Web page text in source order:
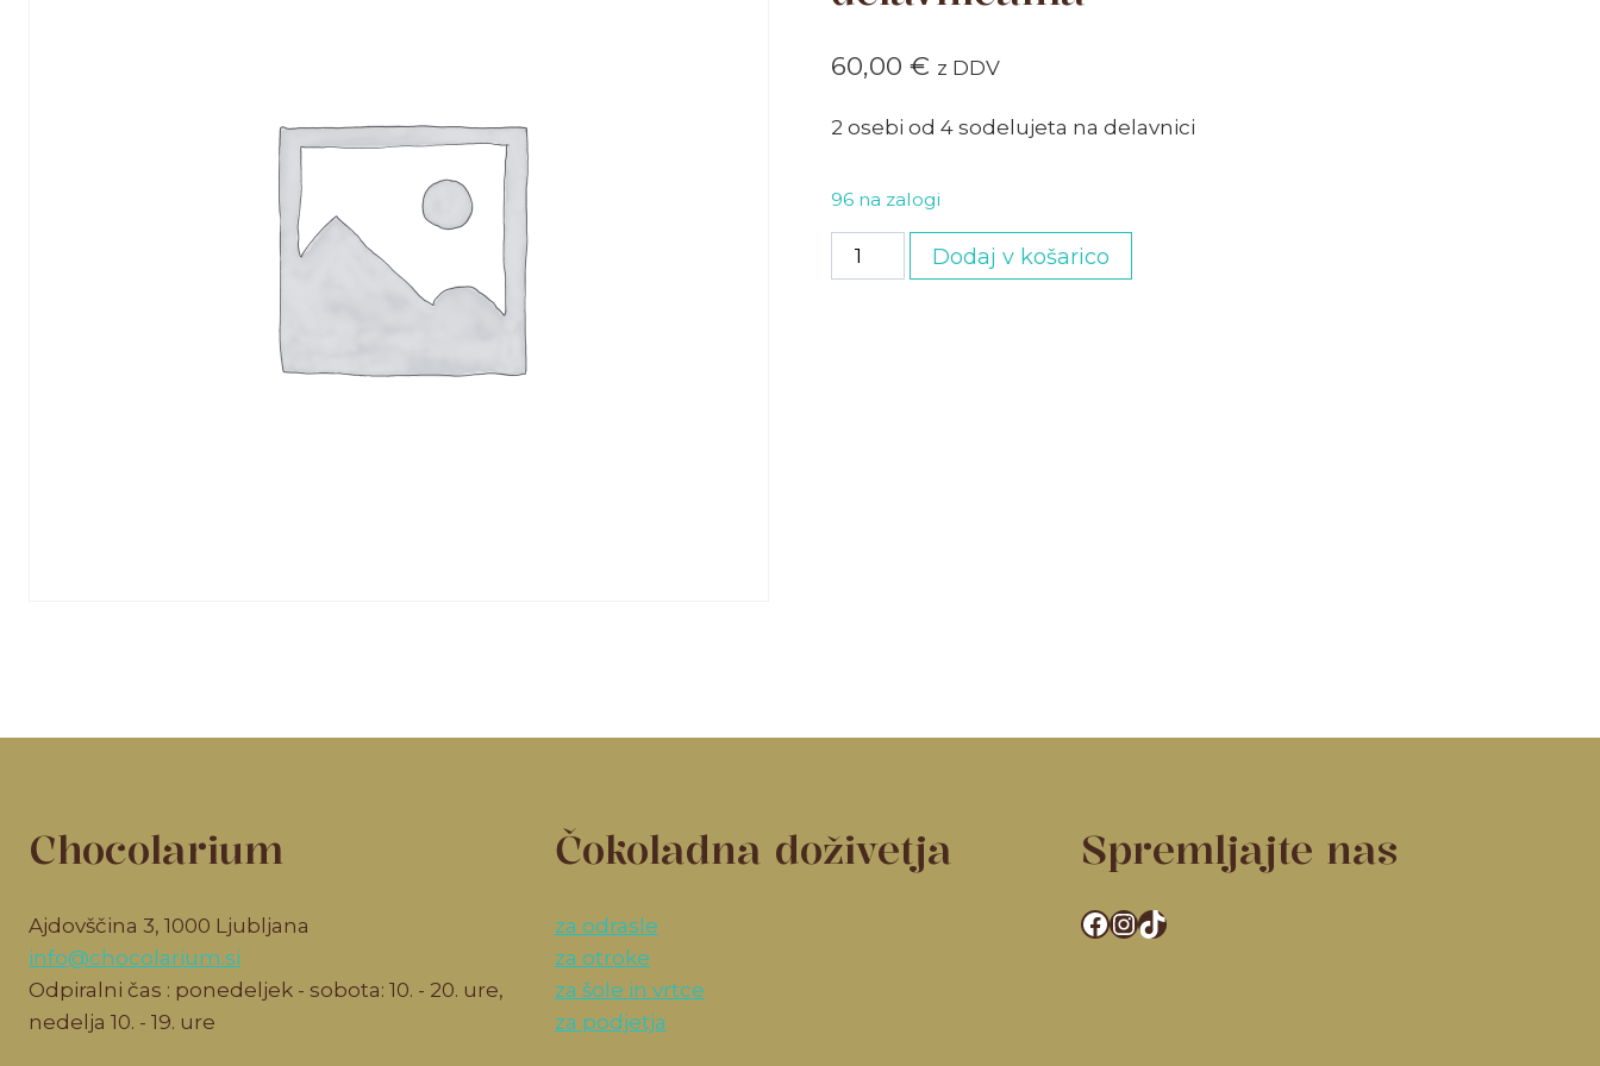
60,00 € z DDV
2 osebi od 4 sodelujeta na delavnici
96 na zalogi
Družinska
vstopnica
Dodaj v košarico
Chocolarium
Ajdovščina 3, 1000 Ljubljana
info@chocolarium.si
Odpiralni čas : ponedeljek - sobota: 10. - 20. ure,
nedelja 10. - 19. ure
Čokoladna doživetja
za odrasle
za otroke
za šole in vrtce
za podjetja
Spremljajte nas
Facebook
Instagram
TikTok